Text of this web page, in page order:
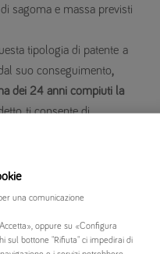
sagoma e massa previsti
tipologia di patente a
suo conseguimento,
dei 24 anni compiuti la
ti consente di
patenti AM, A1 e A2.
. Con questo tipo di
motociclidi potenza
non superiore a 0,2
una comunicazione
oppure su «Configura
sul bottone "Rifiuta" ci impedirai di